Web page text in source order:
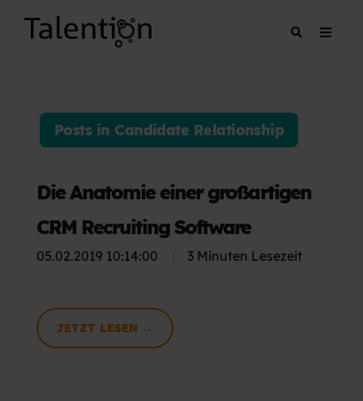
Posts in Candidate Relationship
Die Anatomie einer großartigen
CRM Recruiting Software
05.02.2019 10:14:00 3 Minuten Lesezeit
JETZT LESEN →